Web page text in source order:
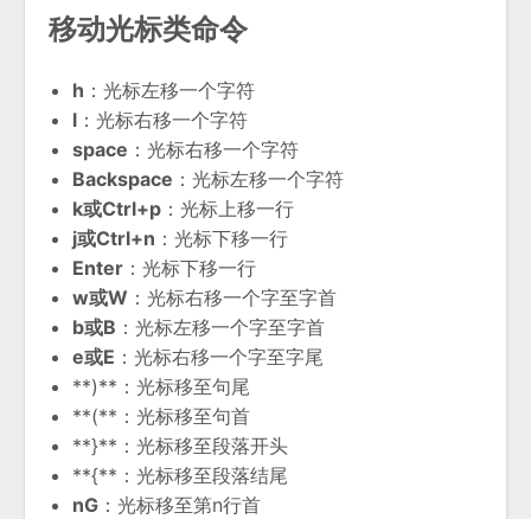
移动光标类命令
h ：光标左移一个字符
l ：光标右移一个字符
space ：光标右移一个字符
Backspace ：光标左移一个字符
k或Ctrl+p ：光标上移一行
j或Ctrl+n ：光标下移一行
Enter ：光标下移一行
w或W ：光标右移一个字至字首
b或B ：光标左移一个字至字首
e或E ：光标右移一个字至字尾
**)**：光标移至句尾
**(**：光标移至句首
**}**：光标移至段落开头
**{**：光标移至段落结尾
nG ：光标移至第n行首